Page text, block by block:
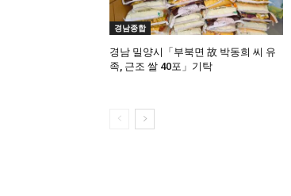
경남종합
경남 밀양시「부북면 故 박동희 씨 유
족, 근조 쌀 40포」기탁